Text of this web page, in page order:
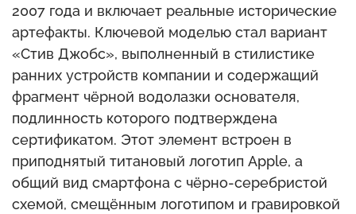
2007 года и включает реальные исторические
артефакты. Ключевой моделью стал вариант
«Стив Джобс», выполненный в стилистике
ранних устройств компании и содержащий
фрагмент чёрной водолазки основателя,
подлинность которого подтверждена
сертификатом. Этот элемент встроен в
приподнятый титановый логотип Apple, а
общий вид смартфона с чёрно-серебристой
схемой, смещённым логотипом и гравировкой